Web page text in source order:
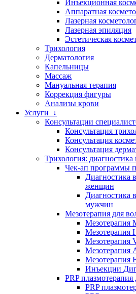
Инъекционная
Аппаратная
Лазерная
Лазерная эпиляция
Эстетическая
Трихология
Дерматология
Капельницы
Массаж
Мануальная терапия
Коррекция фигуры
Анализы крови
Услуги ↓
Консультации
Консультация
Консультация
Консультация
Трихология: диагностика
Чек-ап программы
Диагностика
женщин
Диагностика
мужчин
Мезотерапия для
Мезотерапия
Мезотерапия
Мезотерапия
Мезотерапия
Мезотерапия
Инъекции
PRP плазмотерапия
PRP